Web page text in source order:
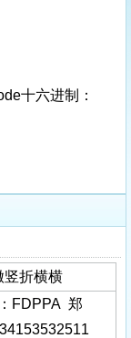
十六进制：
竖折横横
FDPPA 郑